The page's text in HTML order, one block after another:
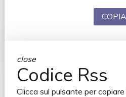
close
Codice Rss
Clicca sul pulsante per copiare